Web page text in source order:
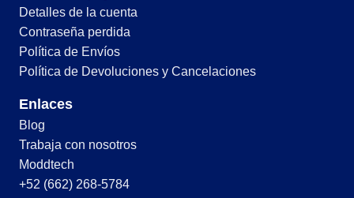
Detalles de la cuenta
Contraseña perdida
Política de Envíos
Política de Devoluciones y Cancelaciones
Enlaces
Blog
Trabaja con nosotros
Moddtech
+52 (662) 268-5784